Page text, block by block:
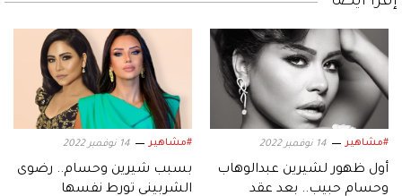
#مشاهير 14 نوفمبر 2022
أول ظهور لشيرين عبدالوهاب
وحسام حبيب.. بعد عقد
#مشاهير 14 نوفمبر 2022
بسبب شيرين وحسام.. رضوى
الشربيني تورط نفسها